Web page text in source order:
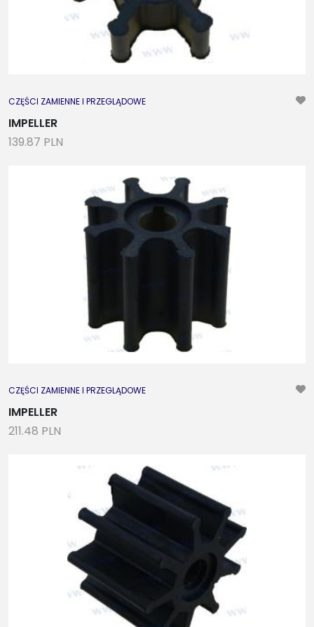
CZĘŚCI ZAMIENNE I PRZEGLĄDOWE
IMPELLER
139.87 PLN
CZĘŚCI ZAMIENNE I PRZEGLĄDOWE
IMPELLER
211.48 PLN